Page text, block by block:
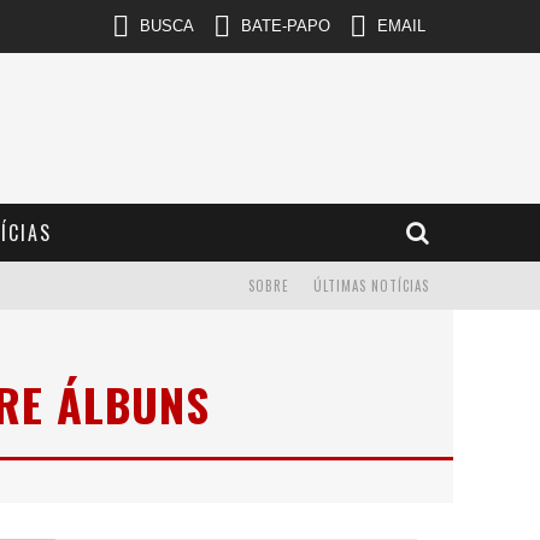
BUSCA BATE-PAPO EMAIL
ÚLTIMAS NOTÍCIAS
SOBRE
ÁLBUNS